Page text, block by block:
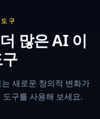
구
많은 AI 이
새로운 창의적 변화가
구를 사용해 보세요.